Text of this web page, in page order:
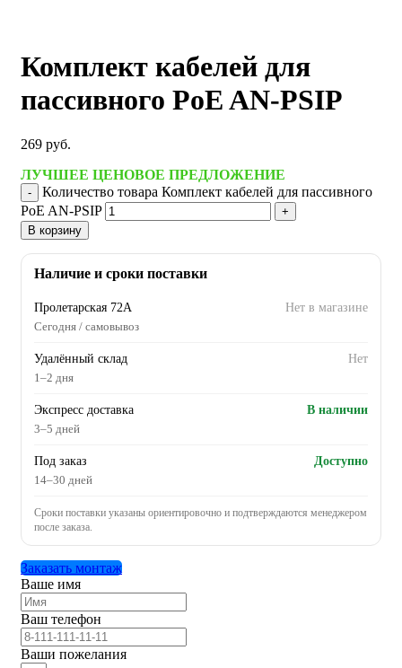
Комплект кабелей для
пассивного PoE AN-PSIP
269 руб.
ЛУЧШЕЕ ЦЕНОВОЕ ПРЕДЛОЖЕНИЕ
Количество товара Комплект кабелей для пассивного
PoE AN-PSIP
В корзину
Наличие и сроки поставки
Пролетарская 72А
Нет в магазине
Сегодня / самовывоз
Удалённый склад
Нет
1–2 дня
Экспресс доставка
В наличии
3–5 дней
Под заказ
Доступно
14–30 дней
Сроки поставки указаны ориентировочно и подтверждаются менеджером
после заказа.
Заказать монтаж
Ваше имя
Ваш телефон
Ваши пожелания